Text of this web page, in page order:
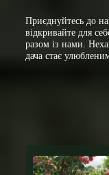
Приєднуйтесь до
відкривайте для
разом із нами.
дача стає